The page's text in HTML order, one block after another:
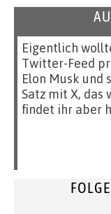
Eigentlich
Twitter-Feed
Elon Musk und
Satz mit X, das
findet ihr aber